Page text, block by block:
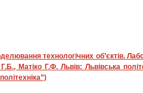
технологічних об’єктів.
Матіко Г.Ф. Львів: Львівська